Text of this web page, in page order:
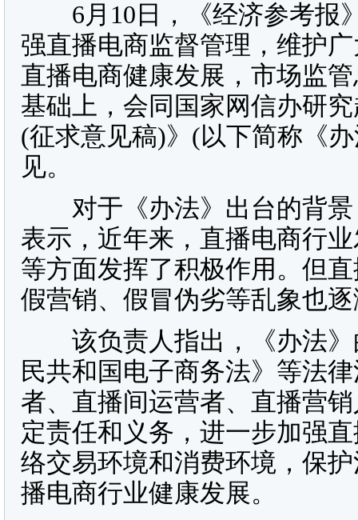
6月10日，《经济参考报
强直播电商监督管理，维护
直播电商健康发展，市场监
基础上，会同国家网信办研
(征求意见稿)》(以下简称《
见。
对于《办法》出台的背景
表示，近年来，直播电商行
等方面发挥了积极作用。但
假营销、假冒伪劣等乱象也
该负责人指出，《办法》
民共和国电子商务法》等法
者、直播间运营者、直播营
定责任和义务，进一步加强
络交易环境和消费环境，保
播电商行业健康发展。